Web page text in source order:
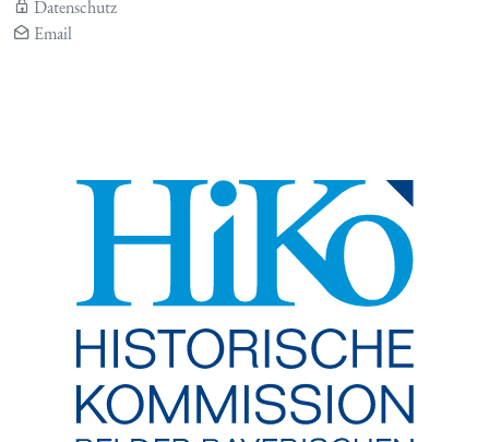
Datenschutz
Email